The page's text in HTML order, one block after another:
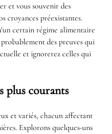
et vous souvenir des
croyances préexistantes.
certain régime alimentaire
des preuves qui
et ignorerez celles qui
plus courants
et variés, chacun affectant
Explorons quelques-uns